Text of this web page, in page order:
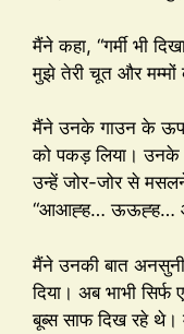
मैंने कहा, “गर्मी भी
मुझे तेरी चूत और
मैंने उनके गाउन के
को पकड़ लिया।
उन्हें जोर-जोर से
“आआह्ह… ऊऊह्ह…
मैंने उनकी बात
दिया। अब भाभी
बूब्स साफ दिख रहे थे।